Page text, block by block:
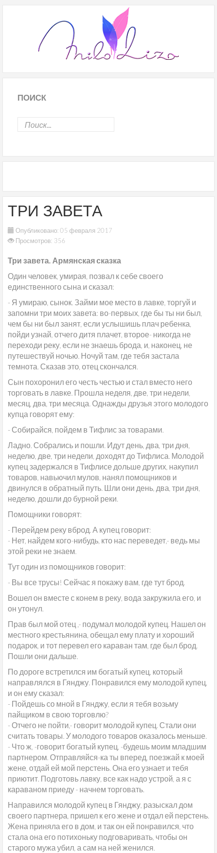
ПОИСК
ТРИ ЗАВЕТА
Опубликовано: 05 февраля 2017
Просмотров: 356
Три завета. Армянская сказка
Один человек, умирая, позвал к себе своего
единственного сына и сказал:
- Я умираю, сынок. Займи мое место в лавке, торгуй и
запомни три моих завета: во-первых, где бы ты ни был,
чем бы ни был занят, если услышишь плач ребенка,
пойди узнай, отчего дитя плачет, второе- никогда не
переходи реку, если не знаешь брода, и, наконец, не
путешествуй ночью. Ночуй там, где тебя застала
темнота. Сказав это, отец скончался.
Сын похоронил его честь честью и стал вместо него
торговать в лавке. Прошла неделя, две, три недели,
месяц, два, три месяца. Однажды друзья этого молодого
купца говорят ему:
- Собирайся, пойдем в Тифлис за товарами.
Ладно. Собрались и пошли. Идут день, два, три дня,
неделю, две, три недели, доходят до Тифлиса. Молодой
купец задержался в Тифлисе дольше других, накупил
товаров, навьючил мулов, нанял помощников и
двинулся в обратный путь. Шли они день, два, три дня,
неделю, дошли до бурной реки.
Помощники говорят:
- Перейдем реку вброд. А купец говорит:
- Нет, найдем кого-нибудь, кто нас переведет,- ведь мы
этой реки не знаем.
Тут один из помощников говорит:
- Вы все трусы! Сейчас я покажу вам, где тут брод.
Вошел он вместе с конем в реку, вода закружила его, и
он утонул.
Прав был мой отец ,- подумал молодой купец. Нашел он
местного крестьянина, обещал ему плату и хороший
подарок, и тот перевел его караван там, где был брод.
Пошли они дальше.
По дороге встретился им богатый купец, который
направлялся в Гянджу. Понравился ему молодой купец,
и он ему сказал:
- Пойдешь со мной в Гянджу, если я тебя возьму
пайщиком в свою торговлю?
- Отчего не пойти,- говорит молодой купец. Стали они
считать товары. У молодого товаров оказалось меньше.
- Что ж, -говорит богатый купец, -будешь моим младшим
партнером. Отправляйся-ка ты вперед, поезжай к моей
жене, отдай ей мой перстень. Она его узнает и тебя
приютит. Подготовь лавку, все как надо устрой, а я с
караваном приеду - начнем торговать.
Направился молодой купец в Гянджу, разыскал дом
своего партнера, пришел к его жене и отдал ей перстень.
Жена приняла его в дом, и так он ей понравился, что
стала она его потихоньку подговаривать, чтобы он
старого мужа убил, а сам на ней женился.